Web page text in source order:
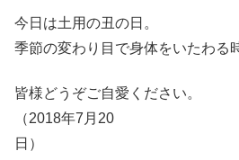
今日は土用の丑の日。
季節の変わり目で身体をいたわる
皆様どうぞご自愛ください。
（2018年7月20
日